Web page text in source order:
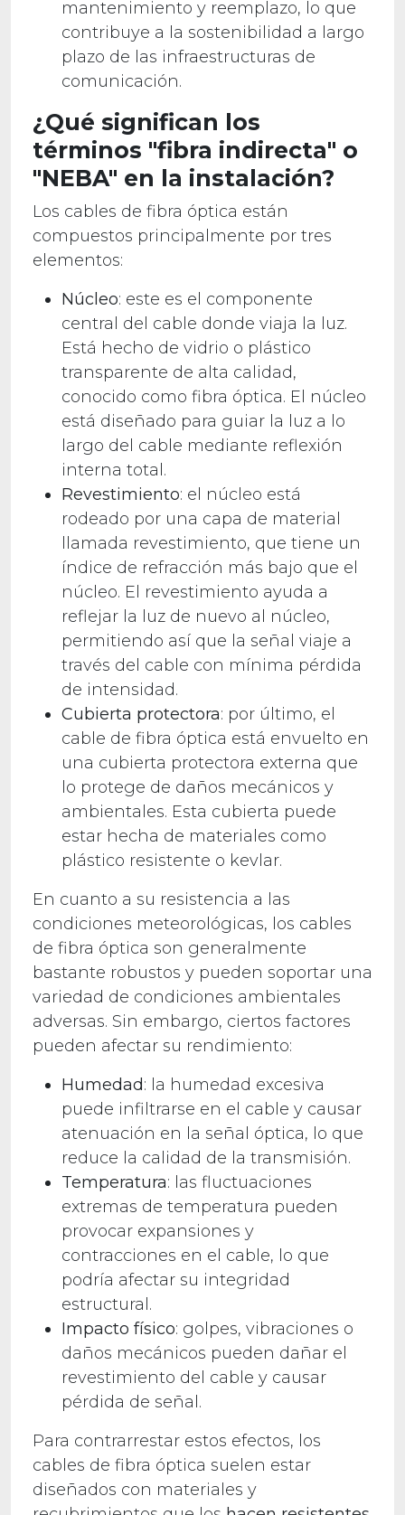
mantenimiento y reemplazo, lo que
contribuye a la sostenibilidad a largo
plazo de las infraestructuras de
comunicación.
¿Qué significan los
términos "fibra indirecta" o
"NEBA" en la instalación?
Los cables de fibra óptica están
compuestos principalmente por tres
elementos:
Núcleo: este es el componente
central del cable donde viaja la luz.
Está hecho de vidrio o plástico
transparente de alta calidad,
conocido como fibra óptica. El núcleo
está diseñado para guiar la luz a lo
largo del cable mediante reflexión
interna total.
Revestimiento: el núcleo está
rodeado por una capa de material
llamada revestimiento, que tiene un
índice de refracción más bajo que el
núcleo. El revestimiento ayuda a
reflejar la luz de nuevo al núcleo,
permitiendo así que la señal viaje a
través del cable con mínima pérdida
de intensidad.
Cubierta protectora: por último, el
cable de fibra óptica está envuelto en
una cubierta protectora externa que
lo protege de daños mecánicos y
ambientales. Esta cubierta puede
estar hecha de materiales como
plástico resistente o kevlar.
En cuanto a su resistencia a las
condiciones meteorológicas, los cables
de fibra óptica son generalmente
bastante robustos y pueden soportar una
variedad de condiciones ambientales
adversas. Sin embargo, ciertos factores
pueden afectar su rendimiento:
Humedad: la humedad excesiva
puede infiltrarse en el cable y causar
atenuación en la señal óptica, lo que
reduce la calidad de la transmisión.
Temperatura: las fluctuaciones
extremas de temperatura pueden
provocar expansiones y
contracciones en el cable, lo que
podría afectar su integridad
estructural.
Impacto físico: golpes, vibraciones o
daños mecánicos pueden dañar el
revestimiento del cable y causar
pérdida de señal.
Para contrarrestar estos efectos, los
cables de fibra óptica suelen estar
diseñados con materiales y